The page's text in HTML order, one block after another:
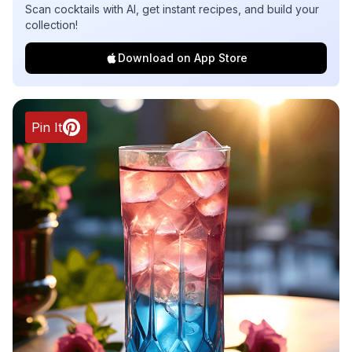
Scan cocktails with AI, get instant recipes, and build your
collection!
Download on App Store
Pin It